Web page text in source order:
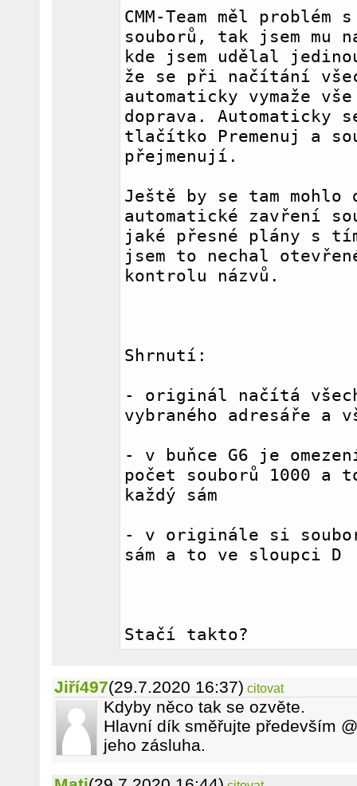
CMM-Team měl problém
souborů, tak jsem mu
kde jsem udělal
že se při načítání
automaticky vymaže
doprava. Automaticky
tlačítko Premenuj a
přejmenují.
Ještě by se tam
automatické zavření
jaké přesné plány s tím
jsem to nechal
kontrolu názvů.
Shrnutí:
- originál načítá
vybraného adresáře a
- v buňce G6 je
počet souborů 1000 a
každý sám
- v originále si
sám a to ve sloupci D
Stačí takto?
Jiří497(29.7.2020 16:37) citovat
Kdyby něco tak se ozvěte.
Hlavní dík směřujte především
jeho zásluha.